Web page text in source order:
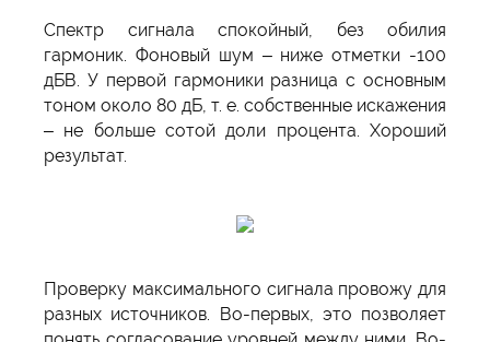
Спектр сигнала спокойный, без обилия
гармоник. Фоновый шум – ниже отметки -100
дБВ. У первой гармоники разница с основным
тоном около 80 дБ, т. е. собственные искажения
– не больше сотой доли процента. Хороший
результат.
Проверку максимального сигнала провожу для
разных источников. Во-первых, это позволяет